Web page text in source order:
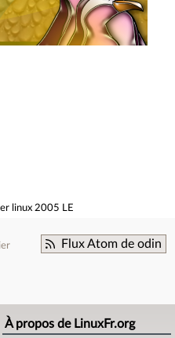
linux 2005 LE
Flux Atom de odin
À propos de LinuxFr.org